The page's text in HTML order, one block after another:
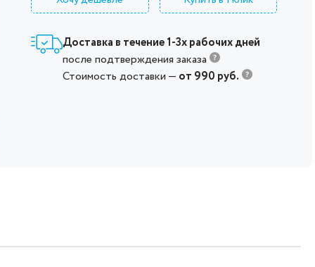
Доставка в течение 1-3х рабочих дней
после подтверждения заказа
Стоимость доставки — от 990 руб.